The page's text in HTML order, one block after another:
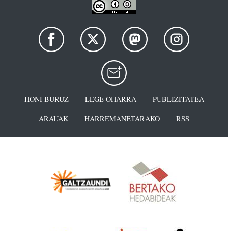
HONI BURUZ LEGE OHARRA
PUBLIZITATEA
ARAUAK
HARREMANETARAKO RSS